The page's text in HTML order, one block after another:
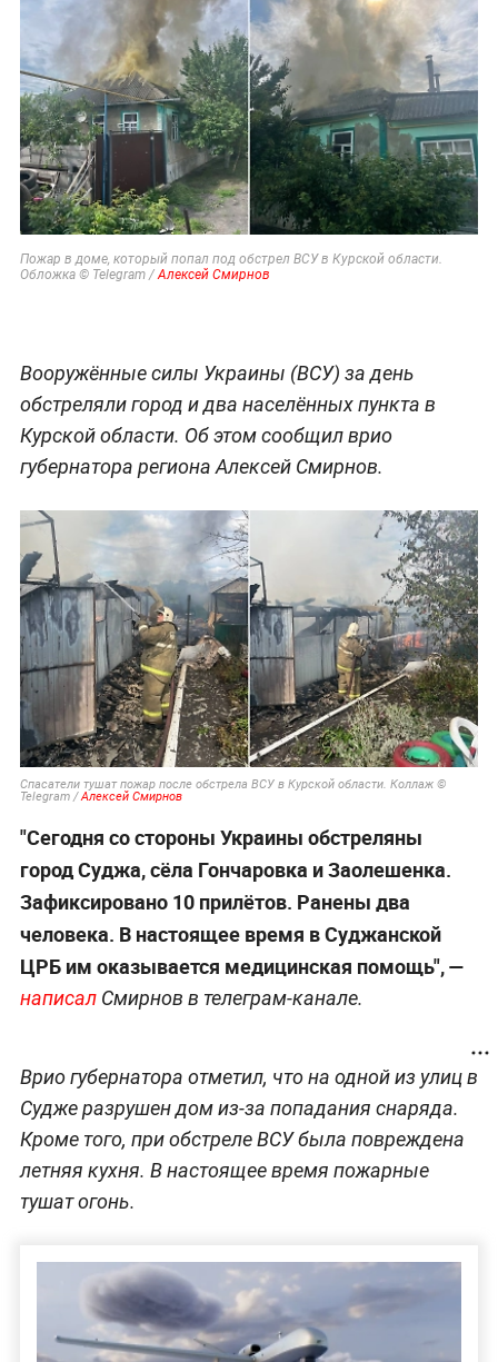
Пожар в доме, который попал под обстрел ВСУ в Курской области.
Обложка © Telegram / Алексей Смирнов
Вооружённые силы Украины (ВСУ) за день
обстреляли город и два населённых пункта в
Курской области. Об этом сообщил врио
губернатора региона Алексей Смирнов.
Спасатели тушат пожар после обстрела ВСУ в Курской области. Коллаж ©
Telegram /Алексей Смирнов
"Сегодня со стороны Украины обстреляны
город Суджа, сёла Гончаровка и Заолешенка.
Зафиксировано 10 прилётов. Ранены два
человека. В настоящее время в Суджанской
ЦРБ им оказывается медицинская помощь", —
написалСмирнов в телеграм-канале.
Врио губернатора отметил, что на одной из улиц в
Судже разрушен дом из-за попадания снаряда.
Кроме того, при обстреле ВСУ была повреждена
летняя кухня. В настоящее время пожарные
тушат огонь.